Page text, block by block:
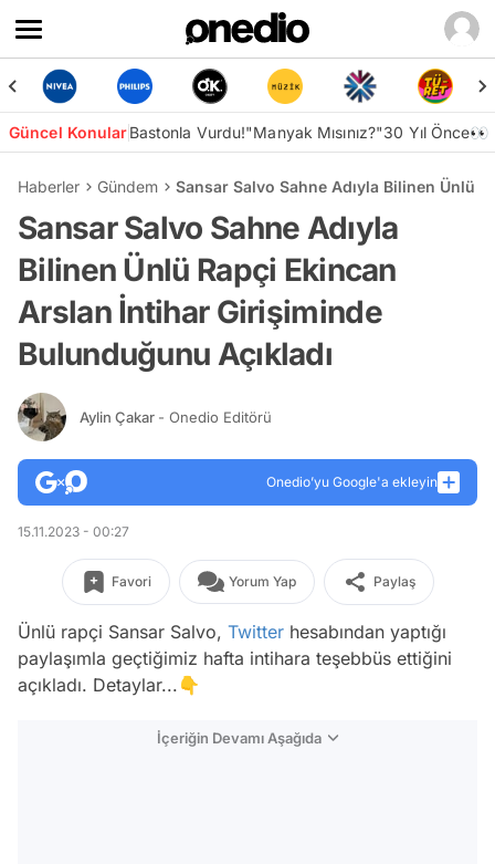
Güncel KonularBastonla Vurdu!"Manyak Mısınız?"30 Yıl Önce👀
Haberler Gündem Sansar Salvo Sahne Adıyla Bilinen Ünlü
Sansar Salvo Sahne Adıyla
Bilinen Ünlü Rapçi Ekincan
Arslan İntihar Girişiminde
Bulunduğunu Açıkladı
Aylin Çakar - Onedio Editörü
Onedio’yu Google'a ekleyin
15.11.2023 - 00:27
Favori Yorum Yap Paylaş
Ünlü rapçi Sansar Salvo, Twitter hesabından yaptığı
paylaşımla geçtiğimiz hafta intihara teşebbüs ettiğini
açıkladı. Detaylar...👇
İçeriğin Devamı Aşağıda